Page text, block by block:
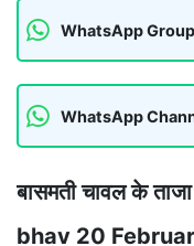
WhatsApp Group
WhatsApp
बासमती चावल के
bhav 20